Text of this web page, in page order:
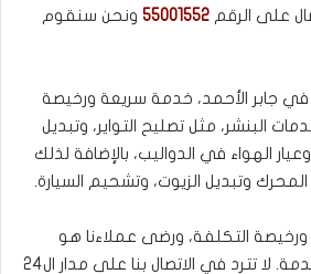
على الرقم 55001552 ونحن سنقوم
جابر الأحمد، خدمة سريعة ورخيصة
البنشر، مثل تصليح التواير، وتبديل
وعيار الهواء في الدواليب، بالإضافة لذلك
وتبديل الزيوت، وتشحيم السيارة.
التكلفة، ورضى عملاءنا هو
الدافع دائماً لتحسين الخدمة. لا تترد في الاتصال بنا على مدار ال24